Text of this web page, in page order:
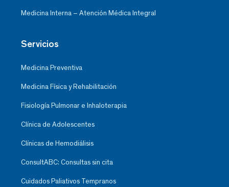
Medicina Interna – Atención Médica Integral
Servicios
Medicina Preventiva
Medicina Física y Rehabilitación
Fisiología Pulmonar e Inhaloterapia
Clínica de Adolescentes
Clínicas de Hemodiálisis
ConsultABC: Consultas sin cita
Cuidados Paliativos Tempranos